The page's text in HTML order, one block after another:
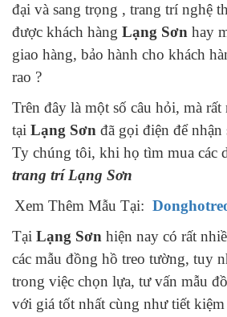
đại và sang trọng , trang trí nghệ
được khách hàng Lạng Sơn hay
giao hàng, bảo hành cho khách
rao ?
Trên đây là một số câu hỏi, mà rất
tại Lạng Sơn đã gọi điện để
Ty chúng tôi, khi họ tìm mua các
trang trí Lạng Sơn
Xem Thêm Mẫu Tại:
Tại Lạng Sơn hiện nay có rất
các mẫu đồng hồ treo tường, tuy
trong việc chọn lựa, tư vấn mẫu
với giá tốt nhất cùng như tiết